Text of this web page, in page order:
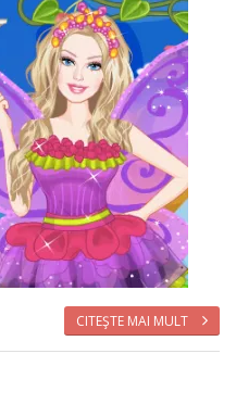
CITEŞTE MAI MULT